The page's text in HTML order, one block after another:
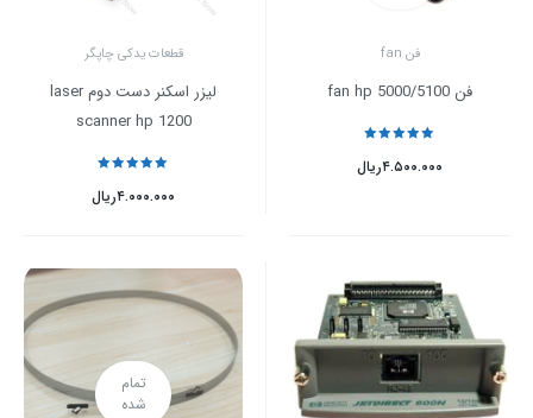
فن fan
فن fan hp 5000/5100
ریال۴.۵۰۰.۰۰۰
قطعات یدکی چاپگر
لیزر اسکنر دست دوم laser
scanner hp 1200
ریال۴.۰۰۰.۰۰۰
تمام
شده